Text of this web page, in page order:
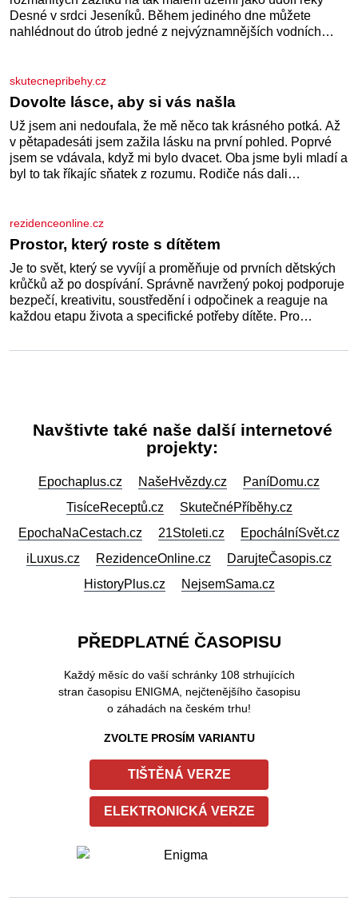
novým partnerem FAČR
Značka Ford se od srpna 2026 stává novým partnerem
českého fotbalu v regionech. Partner
epochanacestach.cz
rozmanitých zážitků na tak malém území jako údolí řeky
Desné v srdci Jeseníků. Během jediného dne můžete
nahlédnout do útrob jedné z nejvýznamnějších vodních
elektráren v Evropě, vydat se na horské hřebeny, projet se
na koloběžce a den zakončit poznáváním památek ve
skutecnepribehy.cz
jsem se vdávala, když mi bylo dvacet. Oba jsme byli mladí a
byl to tak říkajíc sňatek z rozumu. Rodiče nás dali
dohromady, Toník byl dobře zaopatřený mladý muž.
Manželství nám oběma moc nesvědčilo, brzy jsme zjistili, že
rezidenceonline.cz
Prostor, který roste s dítětem
Je to svět, který se vyvíjí a proměňuje od prvních dětských
bezpečí, kreativitu, soustředění i odpočinek a reaguje na
by pokoj miminka měl působit především klidně a útulně.
Navštivte také naše další internetové
projekty:
NašeHvězdy.cz
TisíceReceptů.cz
SkutečnéPříběhy.cz
EpochaNaCestach.cz
EpochálníSvět.cz
iLuxus.cz
RezidenceOnline.cz